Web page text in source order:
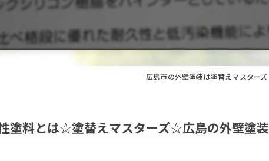
広島市の外壁塗装は塗替えマスターズ
塗料とは☆塗替えマスターズ☆広島の外壁塗装